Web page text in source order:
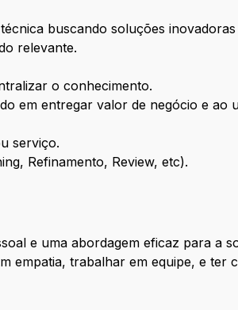
buscando soluções
relevante.
o conhecimento.
em entregar valor de negócio e ao
serviço.
Refinamento, Review, etc).
e uma abordagem eficaz para a
empatia, trabalhar em equipe, e ter